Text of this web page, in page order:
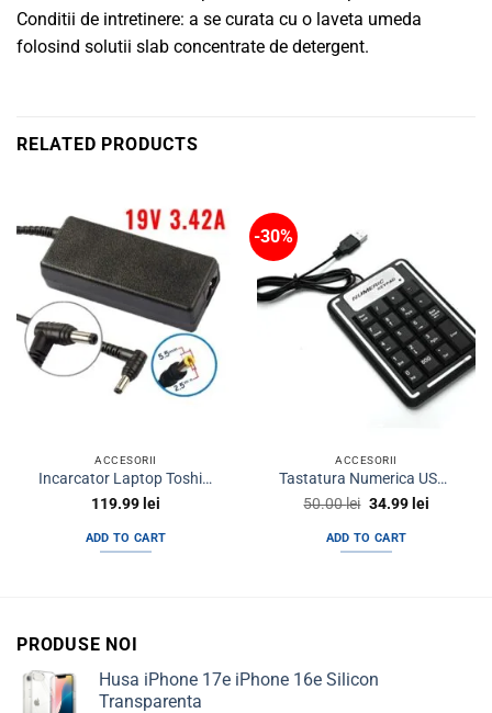
Conditii de intretinere: a se curata cu o laveta umeda
folosind solutii slab concentrate de detergent.
RELATED PRODUCTS
ACCESORII
Incarcator Laptop Toshiba 19V 3.42A Amperi 5.5×2.5mm Compatibil
119.99 lei
ADD TO CART
-30%
ACCESORII
Tastatura Numerica USB Laptop Calculator
50.00lei Original
was:
50.00 lei.
34.99 leiCurrent
ADD TO CART
PRODUSE NOI
Husa iPhone 17e iPhone 16e Silicon
Transparenta